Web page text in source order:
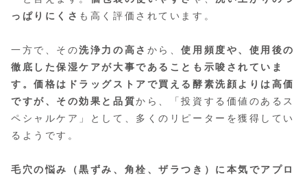
っぱりにくさ も高く評価されています。
一方で、その洗浄力の高さ から、使用頻度や、使用後の
徹底した保湿ケアが大事であることも示唆されていま
す。価格はドラッグストアで買える酵素洗顔よりは高価
ですが、その効果と品質から、「投資する価値のあるス
ペシャルケア」として、多くのリピーターを獲得してい
るようです。
毛穴の悩み（黒ずみ、角栓、ザラつき）に本気でアプロ